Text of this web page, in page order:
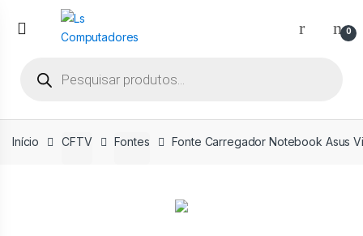
para
para
0
produtos
Início CFTV Fontes Fonte Carregador Notebook Asus